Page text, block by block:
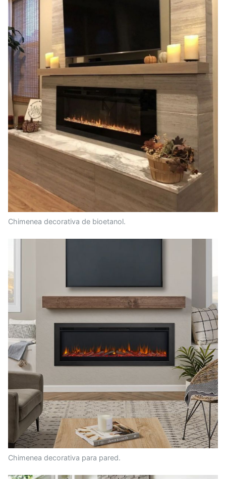
Chimenea decorativa de bioetanol.
Chimenea decorativa para pared.